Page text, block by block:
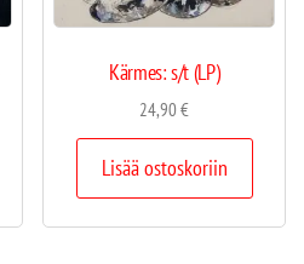
Kärmes: s/t (LP)
24,90€
Lisää ostoskoriin